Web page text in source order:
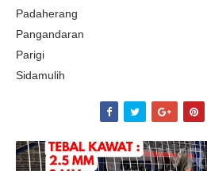
Padaherang
Pangandaran
Parigi
Sidamulih